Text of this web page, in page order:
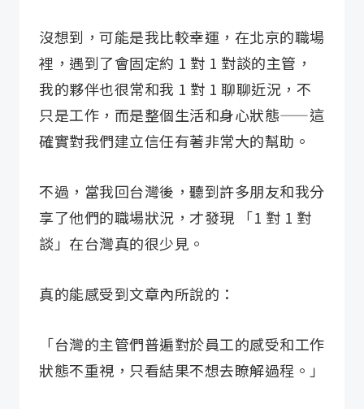
沒想到，可能是我比較幸運，在北京的職場
裡，遇到了會固定約 1 對 1 對談的主管，
我的夥伴也很常和我 1 對 1 聊聊近況，不
只是工作，而是整個生活和身心狀態——這
確實對我們建立信任有著非常大的幫助。
不過，當我回台灣後，聽到許多朋友和我分
享了他們的職場狀況，才發現 「1 對 1 對
談」在台灣真的很少見。
真的能感受到文章內所說的：
「台灣的主管們普遍對於員工的感受和工作
狀態不重視，只看結果不想去瞭解過程。」